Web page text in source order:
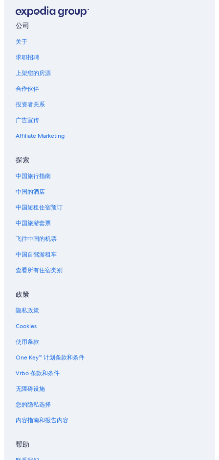
位于杜内斯城的豪华酒店
坎涌维尔的农场
北湾的农业旅游旅馆
位于北湾的Best Western酒店
位于北湾的娱乐场酒店
佛罗伦萨的青年旅舍
位于佛罗伦萨的历史风格酒店
位于佛罗伦萨的浪漫酒店
位于佛罗伦萨的酒庄酒店
佛罗伦萨的酒店
库斯贝的公寓
查尔斯顿的酒店
公司
关于
求职招聘
上架您的房源
合作伙伴
投资者关系
广告宣传
Affiliate Marketing
探索
中国旅行指南
中国的酒店
中国短租住宿预订
中国旅游套票
飞往中国的机票
中国自驾游租车
查看所有住宿类别
政策
隐私政策
Cookies
使用条款
One Key™ 计划条款和条件
Vrbo 条款和条件
无障碍设施
您的隐私选择
内容指南和报告内容
帮助